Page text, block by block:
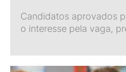
Candidatos aprovados
o interesse pela vaga,